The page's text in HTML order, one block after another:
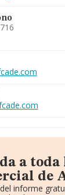
a
de
informe